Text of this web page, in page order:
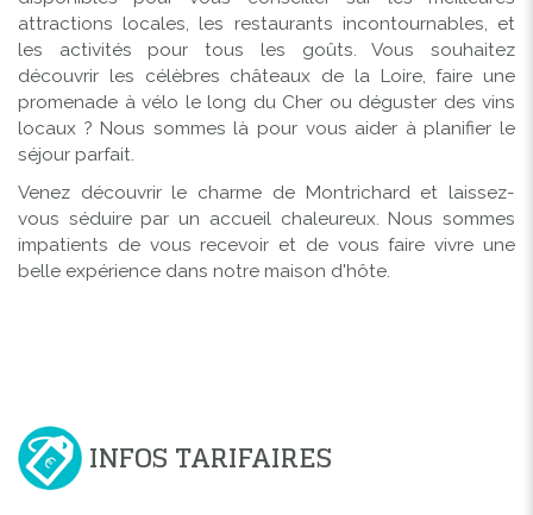
attractions locales, les restaurants incontournables, et
les activités pour tous les goûts. Vous souhaitez
découvrir les célèbres châteaux de la Loire, faire une
promenade à vélo le long du Cher ou déguster des vins
locaux ? Nous sommes là pour vous aider à planifier le
séjour parfait.
Venez découvrir le charme de Montrichard et laissez-
vous séduire par un accueil chaleureux. Nous sommes
impatients de vous recevoir et de vous faire vivre une
belle expérience dans notre maison d'hôte.
INFOS TARIFAIRES